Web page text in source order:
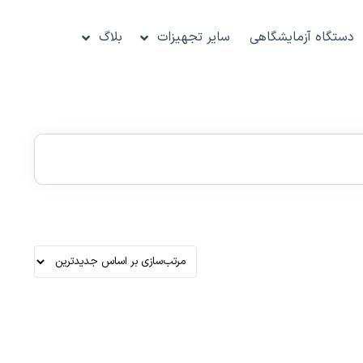
دستگاه آزمایشگاهی سایر تجهیزات
بلاگ